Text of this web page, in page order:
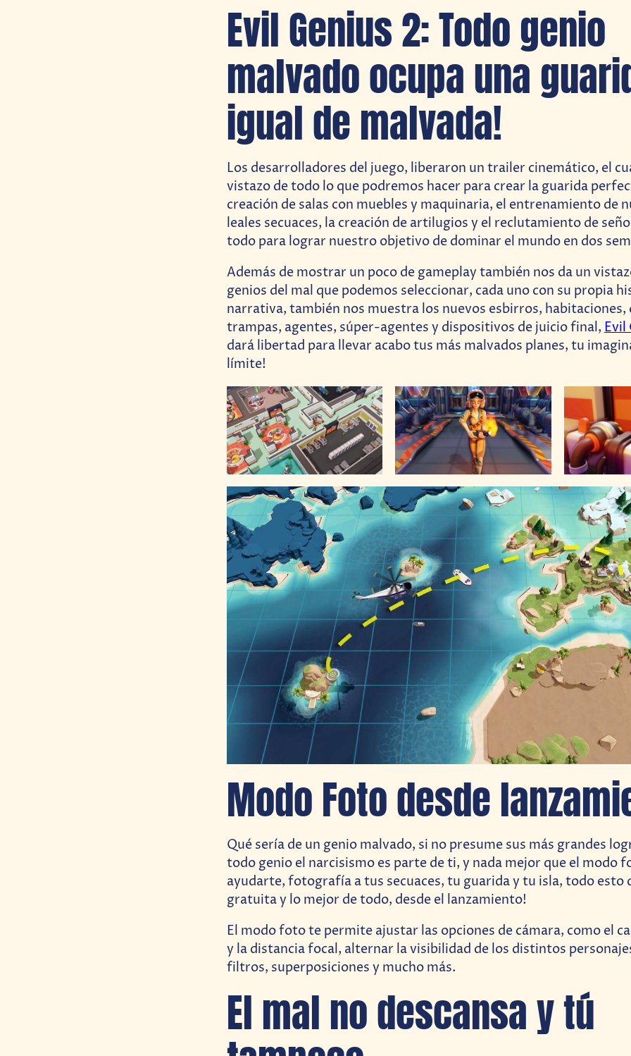
Evil Genius 2: Todo genio
malvado ocupa una
igual de malvada!
Los desarrolladores del juego, liberaron un trailer cinemático, el
vistazo de todo lo que podremos hacer para crear la guarida
creación de salas con muebles y maquinaria, el entrenamiento de
leales secuaces, la creación de artilugios y el reclutamiento de
todo para lograr nuestro objetivo de dominar el mundo en dos
Además de mostrar un poco de gameplay también nos da un
genios del mal que podemos seleccionar, cada uno con su propia
narrativa, también nos muestra los nuevos esbirros,
trampas, agentes, súper-agentes y dispositivos de juicio final, Evil
dará libertad para llevar acabo tus más malvados planes, tu
límite!
Modo Foto desde
Qué sería de un genio malvado, si no presume sus más grandes
todo genio el narcisismo es parte de ti, y nada mejor que el modo
ayudarte, fotografía a tus secuaces, tu guarida y tu isla, todo esto
gratuita y lo mejor de todo, desde el lanzamiento!
El modo foto te permite ajustar las opciones de cámara, como el
y la distancia focal, alternar la visibilidad de los distintos
filtros, superposiciones y mucho más.
El mal no descansa y tú